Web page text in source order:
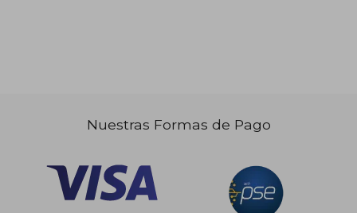
$ 135.973 45%
Nuestras Formas de Pago